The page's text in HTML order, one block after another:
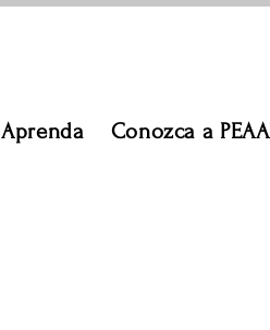
Aprenda Conozca a